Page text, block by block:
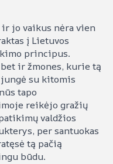
jo vaikus nėra vien
į Lietuvos
principus.
ir žmones, kurie tą
su kitomis
tapo
reikėjo gražių
valdžios
per santuokas
tą pačią
būdu.